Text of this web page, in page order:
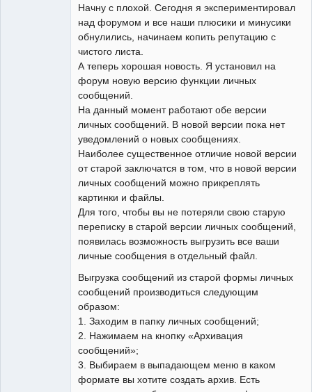
Начну с плохой. Сегодня я экспериментировал
над форумом и все наши плюсики и минусики
обнулились, начинаем копить репутацию с
чистого листа.
А теперь хорошая новость. Я установил на
форум новую версию функции личных
сообщений.
На данный момент работают обе версии
личных сообщений. В новой версии пока нет
уведомлений о новых сообщениях.
Наиболее существенное отличие новой версии
от старой заключатся в том, что в новой версии
личных сообщений можно прикреплять
картинки и файлы.
Для того, чтобы вы не потеряли свою старую
переписку в старой версии личных сообщений,
появилась возможность выгрузить все ваши
личные сообщения в отдельный файл.
Выгрузка сообщений из старой формы личных
сообщений производиться следующим
образом:
1. Заходим в папку личных сообщений;
2. Нажимаем на кнопку «Архивация
сообщений»;
3. Выбираем в выпадающем меню в каком
формате вы хотите создать архив. Есть